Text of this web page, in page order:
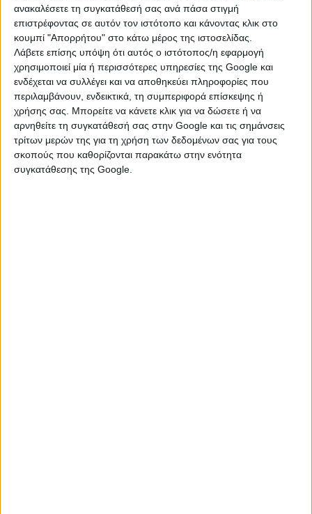
ανακαλέσετε τη συγκατάθεσή σας ανά πάσα στιγμή
επιστρέφοντας σε αυτόν τον ιστότοπο και κάνοντας κλικ στο
κουμπί "Απορρήτου" στο κάτω μέρος της ιστοσελίδας.
Λάβετε επίσης υπόψη ότι αυτός ο ιστότοπος/η εφαρμογή
χρησιμοποιεί μία ή περισσότερες υπηρεσίες της Google και
ενδέχεται να συλλέγει και να αποθηκεύει πληροφορίες που
περιλαμβάνουν, ενδεικτικά, τη συμπεριφορά επίσκεψης ή
χρήσης σας. Μπορείτε να κάνετε κλικ για να δώσετε ή να
αρνηθείτε τη συγκατάθεσή σας στην Google και τις σημάνσεις
τρίτων μερών της για τη χρήση των δεδομένων σας για τους
σκοπούς που καθορίζονται παρακάτω στην ενότητα
συγκατάθεσης της Google.
Τα ζώδια σήμερα Δευτέρα 12 Ιουλίου,
από την Σμάρω Σωτηράκη